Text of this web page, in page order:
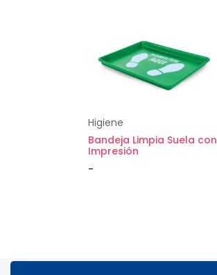
Higiene
Bandeja Limpia Suela con
Impresión
-